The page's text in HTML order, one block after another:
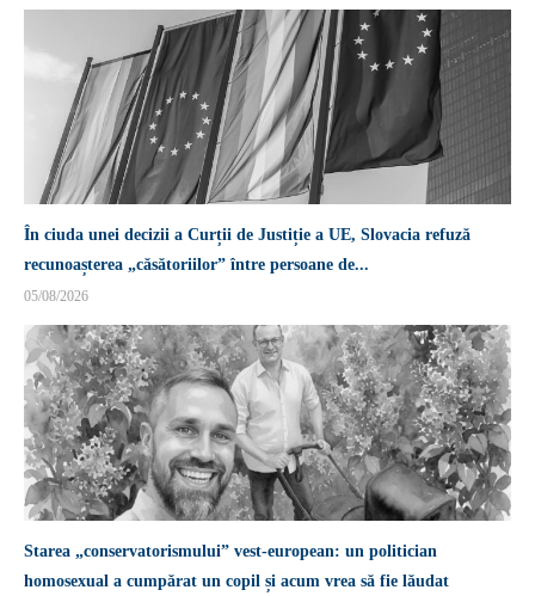
În ciuda unei decizii a Curții de Justiție a UE, Slovacia refuză
recunoașterea „căsătoriilor” între persoane de...
05/08/2026
Starea „conservatorismului” vest-european: un politician
homosexual a cumpărat un copil și acum vrea să fie lăudat